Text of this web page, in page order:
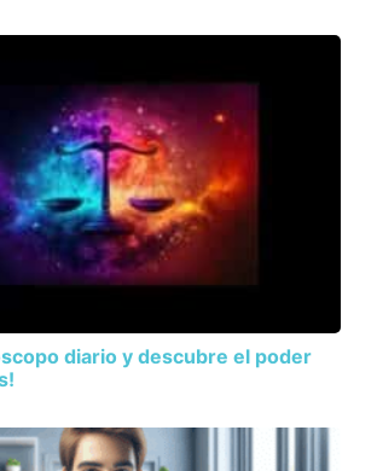
diario y descubre el poder